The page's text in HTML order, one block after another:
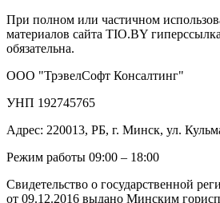
При полном или частичном
материалов сайта TIO.BY
обязательна.
ООО "ТрэвелСофт Консалтинг"
УНП 192745765
Адрес: 220013, РБ, г. Минск, ул.
Режим работы 09:00 – 18:00
Свидетельство о государственной
от 09.12.2016 выдано Минским